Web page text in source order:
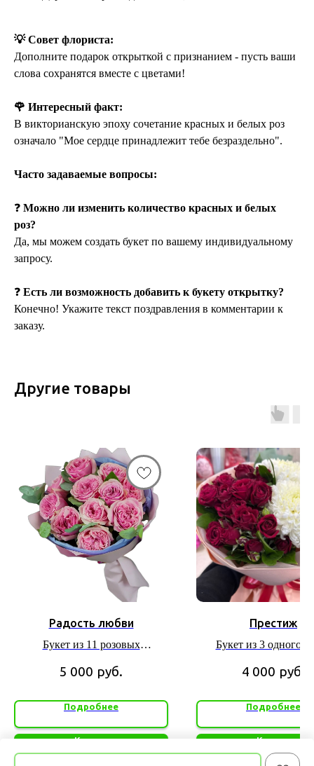
💡 Совет флориста:
Дополните подарок открыткой с признанием - пусть ваши
слова сохранятся вместе с цветами!
🌹 Интересный факт:
В викторианскую эпоху сочетание красных и белых роз
означало "Мое сердце принадлежит тебе безраздельно".
Часто задаваемые вопросы:
❓ Можно ли изменить количество красных и белых
роз?
Да, мы можем создать букет по вашему индивидуальному
запросу.
❓ Есть ли возможность добавить к букету открытку?
Конечно! Укажите текст поздравления в комментарии к
заказу.
Другие товары
Радость любви
Букет из 11 розовых
5 000 руб.
Подробнее
Купить
Престиж
Букет из 3
4 000 руб.
Подробнее
Купить